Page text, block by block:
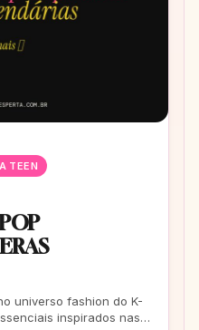
TEEN
universo fashion do K-
inspirados nas